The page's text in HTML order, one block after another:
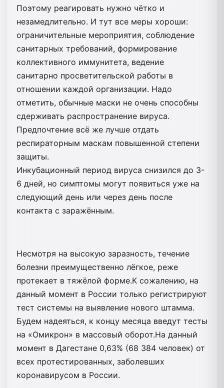
Поэтому реагировать нужно чётко и
незамедлительно. И тут все меры хороши:
ограничительные мероприятия, соблюдение
санитарных требований, формирование
коллективного иммунитета, ведение
санитарно просветительской работы в
отношении каждой организации. Надо
отметить, обычные маски не очень способны
сдерживать распространение вируса.
Предпочтение всё же лучше отдать
респираторным маскам повышенной степени
защиты.
Инкубационный период вируса снизился до 3-
6 дней, но симптомы могут появиться уже на
следующий день или через день после
контакта с заражённым.
Несмотря на высокую заразность, течение
болезни преимущественно лёгкое, реже
протекает в тяжёлой форме.К сожалению, на
данный момент в России только регистрируют
тест системы на выявление нового штамма.
Будем надеяться, к концу месяца введут тесты
на «Омикрон» в массовый оборот.На данный
момент в Дагестане 0,63% (68 384 человек) от
всех протестированных, заболевших
коронавирусом в России.